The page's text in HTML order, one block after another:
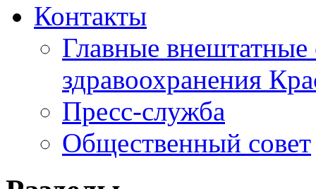
Контакты
Главные внештатные
здравоохранения
Пресс-служба
Общественный совет